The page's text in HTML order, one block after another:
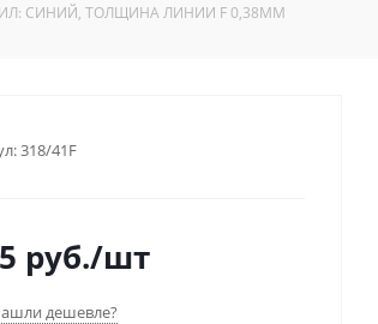
СИНИЙ, ТОЛЩИНА ЛИНИИ F 0,38ММ
318/41F
руб./шт
дешевле?